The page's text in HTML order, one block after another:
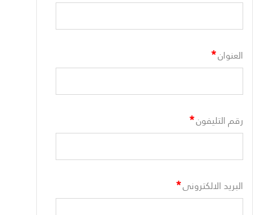
العنوان*
رقم التليفون*
البريد الالكترونى*